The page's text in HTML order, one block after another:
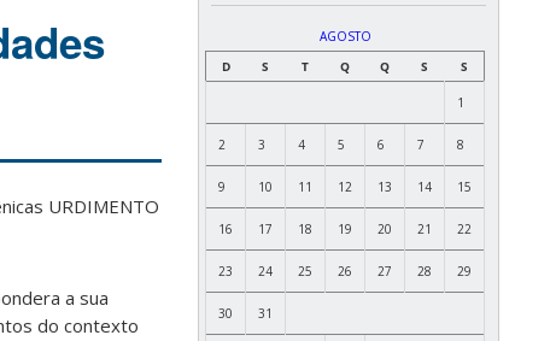
URDIMENTO
a sua
do contexto
AGOSTO
D
S T Q Q S S
1
2 3 4 5 6 7 8
9 10 11 12 13 14 15
16 17 18 19 20 21 22
23 24 25 26 27 28 29
30 31